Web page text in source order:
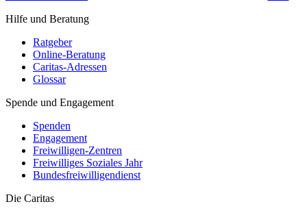
Hilfe und Beratung
Ratgeber
Online-Beratung
Caritas-Adressen
Glossar
Spende und Engagement
Spenden
Engagement
Freiwilligen-Zentren
Freiwilliges Soziales Jahr
Bundesfreiwilligendienst
Die Caritas